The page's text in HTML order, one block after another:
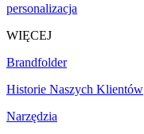
personalizacja
WIĘCEJ
Brandfolder
Historie Naszych Klientów
Narzędzia